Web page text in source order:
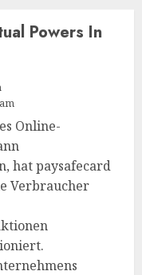
Powers In
Online-
hat paysafecard
Verbraucher